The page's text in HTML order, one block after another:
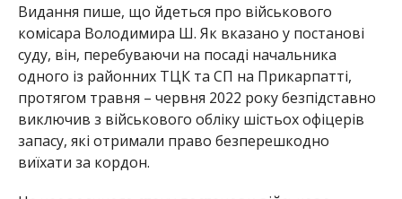
Видання пише, що йдеться про військового
комісара Володимира Ш. Як вказано у постанові
суду, він, перебуваючи на посаді начальника
одного із районних ТЦК та СП на Прикарпатті,
протягом травня – червня 2022 року безпідставно
виключив з військового обліку шістьох офіцерів
запасу, які отримали право безперешкодно
виїхати за кордон.